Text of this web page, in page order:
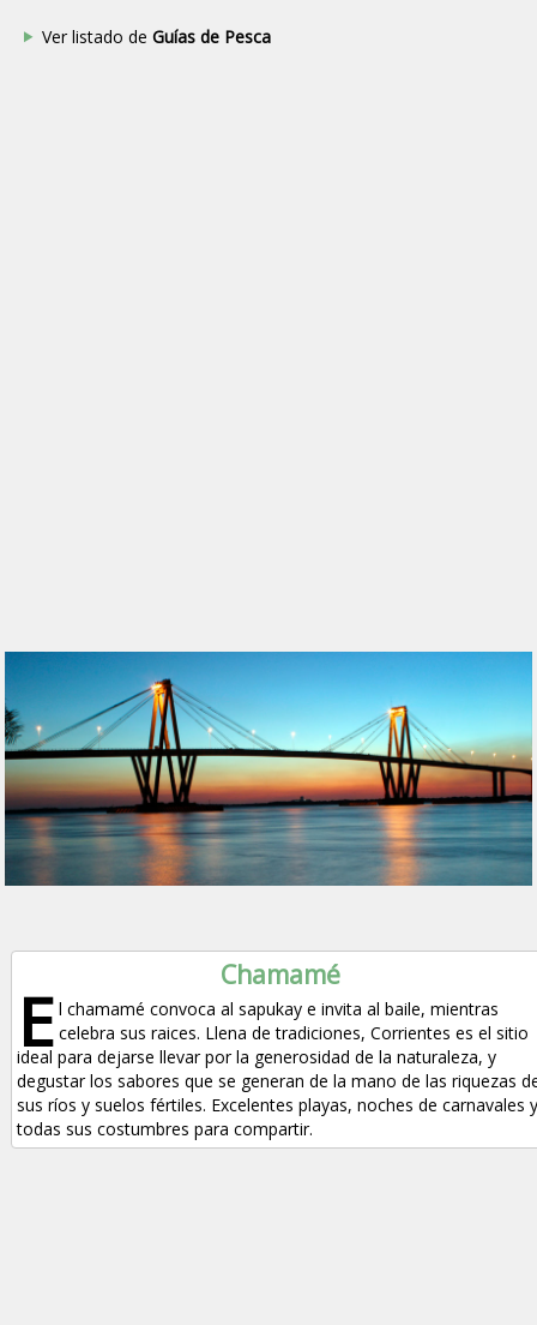
Ver listado deGuías de Pesca
Chamamé
E l chamamé convoca al sapukay e invita al baile, mientras
celebra sus raices. Llena de tradiciones, Corrientes es el sitio
ideal para dejarse llevar por la generosidad de la naturaleza, y
degustar los sabores que se generan de la mano de las riquezas
sus ríos y suelos fértiles. Excelentes playas, noches de carnavales
todas sus costumbres para compartir.